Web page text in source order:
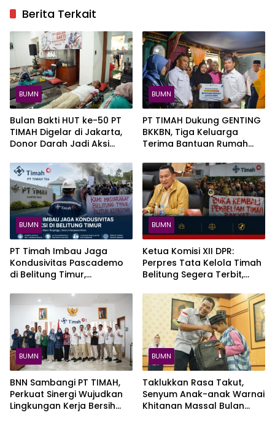
Berita Terkait
BUMN
Bulan Bakti HUT ke-50 PT
TIMAH Digelar di Jakarta,
Donor Darah Jadi Aksi
Membantu Sesama
BUMN
PT TIMAH Dukung GENTING
BKKBN, Tiga Keluarga
Terima Bantuan Rumah
BUMN
PT Timah Imbau Jaga
Kondusivitas Pascademo
di Belitung Timur,
Terganggu
BUMN
Ketua Komisi XII DPR:
Perpres Tata Kelola Timah
Belitung Segera Terbit,
Diri
BUMN
BNN Sambangi PT TIMAH,
Perkuat Sinergi Wujudkan
Lingkungan Kerja Bersih
BUMN
Taklukkan Rasa Takut,
Senyum Anak-anak Warnai
Khitanan Massal Bulan